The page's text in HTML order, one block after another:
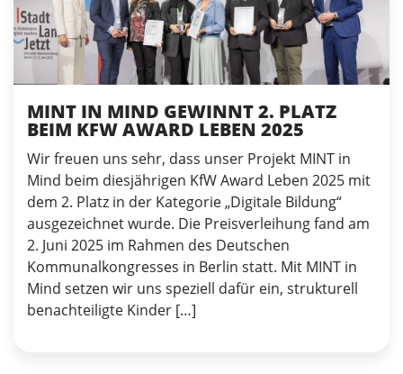
MINT IN MIND GEWINNT 2. PLATZ
BEIM KFW AWARD LEBEN 2025
Wir freuen uns sehr, dass unser Projekt MINT in
Mind beim diesjährigen KfW Award Leben 2025 mit
dem 2. Platz in der Kategorie „Digitale Bildung“
ausgezeichnet wurde. Die Preisverleihung fand am
2. Juni 2025 im Rahmen des Deutschen
Kommunalkongresses in Berlin statt. Mit MINT in
Mind setzen wir uns speziell dafür ein, strukturell
benachteiligte Kinder […]